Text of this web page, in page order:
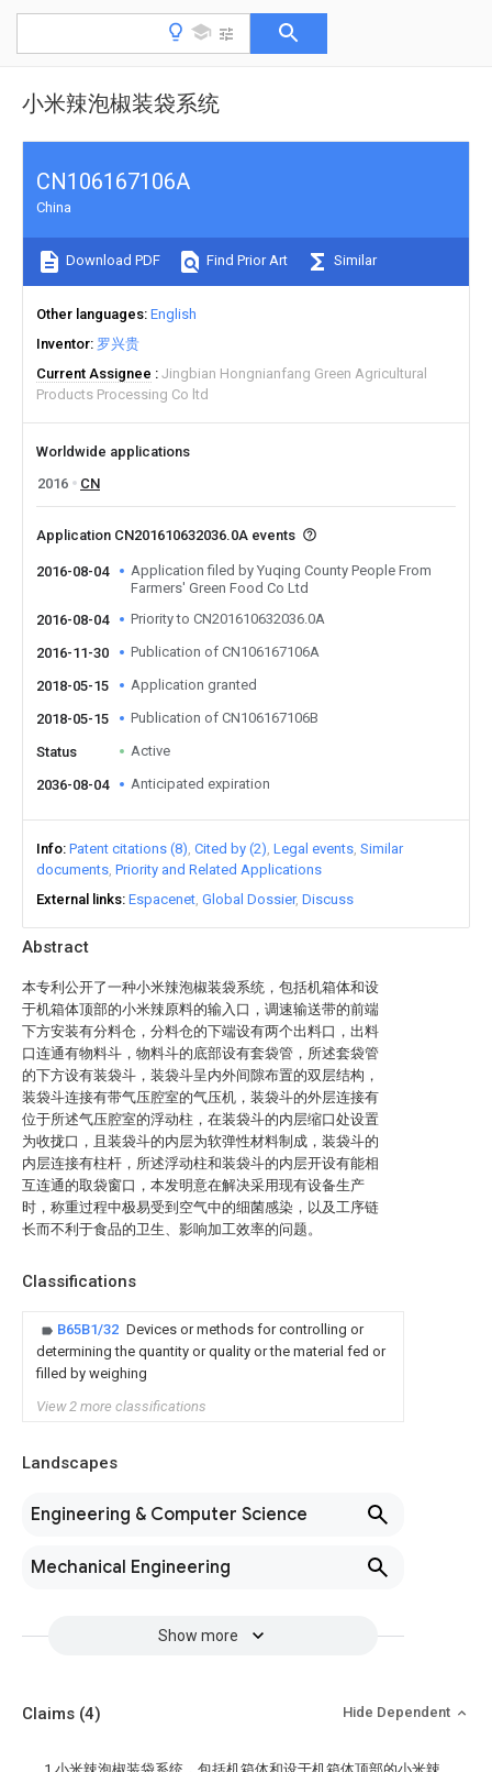
小米辣泡椒装袋系统
Abstract
本专利公开了一种小米辣泡椒装袋系统，包括机箱体和设
于机箱体顶部的小米辣原料的输入口，调速输送带的前端
下方安装有分料仓，分料仓的下端设有两个出料口，出料
口连通有物料斗，物料斗的底部设有套袋管，所述套袋管
的下方设有装袋斗，装袋斗呈内外间隙布置的双层结构，
装袋斗连接有带气压腔室的气压机，装袋斗的外层连接有
位于所述气压腔室的浮动柱，在装袋斗的内层缩口处设置
为收拢口，且装袋斗的内层为软弹性材料制成，装袋斗的
内层连接有柱杆，所述浮动柱和装袋斗的内层开设有能相
互连通的取袋窗口，本发明意在解决采用现有设备生产
时，称重过程中极易受到空气中的细菌感染，以及工序链
长而不利于食品的卫生、影响加工效率的问题。
Classifications
B65B1/32 Devices or methods for controlling or
determining the quantity or quality or the material fed or
filled by weighing
View 2 more classifications
Landscapes
Engineering & Computer Science
Mechanical Engineering
Show more
CN106167106A
China
Download PDF Find Prior Art Similar
Other languages English
Inventor 罗兴贵
Current Assignee
Jingbian Hongnianfang Green Agricultural
Products Processing Co ltd
Worldwide applications
2016
CN
Application CN201610632036.0A events
2016-08-04
Application filed by Yuqing County People From
Farmers' Green Food Co Ltd
2016-08-04
Priority to CN201610632036.0A
2016-11-30 Publication of CN106167106A
2018-05-15 Application granted
2018-05-15 Publication of CN106167106B
Status Active
2036-08-04 Anticipated expiration
Info Patent citations (8) Cited by (2) Legal events Similar
documents Priority and Related Applications
External links Espacenet Global Dossier Discuss
Claims (4) Hide Dependent